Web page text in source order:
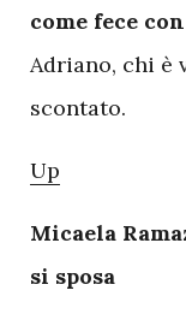
come fece
Adriano, chi è
scontato.
Up
Micaela
si sposa